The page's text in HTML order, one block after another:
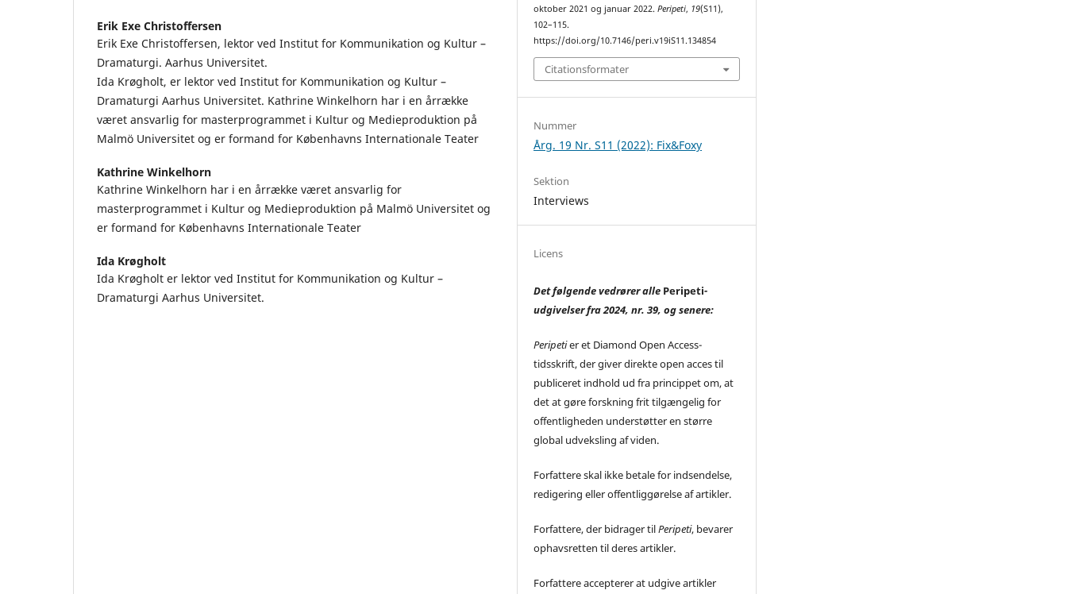
Erik Exe Christoffersen
Erik Exe Christoffersen, lektor ved Institut for Kommunikation og Kultur –
Dramaturgi. Aarhus Universitet.
Ida Krøgholt, er lektor ved Institut for Kommunikation og Kultur –
Dramaturgi Aarhus Universitet. Kathrine Winkelhorn har i en årrække
været ansvarlig for masterprogrammet i Kultur og Medieproduktion på
Malmö Universitet og er formand for Københavns Internationale Teater
Kathrine Winkelhorn
Kathrine Winkelhorn har i en årrække været ansvarlig for
masterprogrammet i Kultur og Medieproduktion på Malmö Universitet og
er formand for Københavns Internationale Teater
Ida Krøgholt
Ida Krøgholt er lektor ved Institut for Kommunikation og Kultur –
Dramaturgi Aarhus Universitet.
oktober 2021 og januar 2022.Peripeti, 19(S11),
102–115.
https://doi.org/10.7146/peri.v19iS11.134854
Citationsformater
Nummer
Årg. 19 Nr. S11 (2022): Fix&Foxy
Sektion
Interviews
Licens
Det følgende vedrører alle Peripeti-
udgivelser fra 2024, nr. 39, og senere:
Peripetier et Diamond Open Access-
tidsskrift, der giver direkte open acces til
publiceret indhold ud fra princippet om, at
det at gøre forskning frit tilgængelig for
offentligheden understøtter en større
global udveksling af viden.
Forfattere skal ikke betale for indsendelse,
redigering eller offentliggørelse af artikler.
Forfattere, der bidrager tilPeripeti, bevarer
ophavsretten til deres artikler.
Forfattere accepterer at udgive artikler